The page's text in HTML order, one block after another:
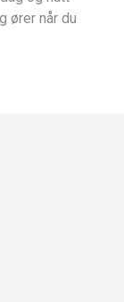
ører når du